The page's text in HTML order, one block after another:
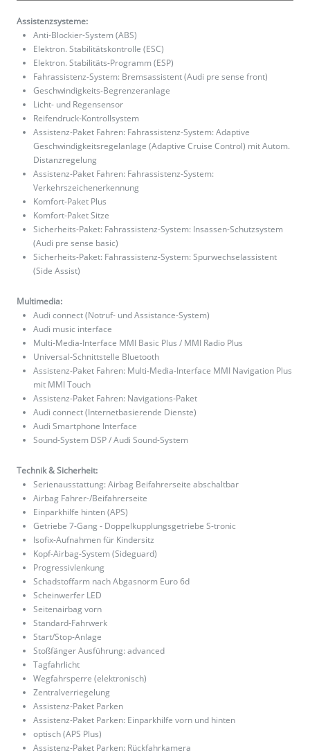
Assistenzsysteme:
Anti-Blockier-System (ABS)
Elektron. Stabilitätskontrolle (ESC)
Elektron. Stabilitäts-Programm (ESP)
Fahrassistenz-System: Bremsassistent (Audi pre sense front)
Geschwindigkeits-Begrenzeranlage
Licht- und Regensensor
Reifendruck-Kontrollsystem
Assistenz-Paket Fahren: Fahrassistenz-System: Adaptive
Geschwindigkeitsregelanlage (Adaptive Cruise Control) mit Autom.
Distanzregelung
Assistenz-Paket Fahren: Fahrassistenz-System:
Verkehrszeichenerkennung
Komfort-Paket Plus
Komfort-Paket Sitze
Sicherheits-Paket: Fahrassistenz-System: Insassen-Schutzsystem
(Audi pre sense basic)
Sicherheits-Paket: Fahrassistenz-System: Spurwechselassistent
(Side Assist)
Multimedia:
Audi connect (Notruf- und Assistance-System)
Audi music interface
Multi-Media-Interface MMI Basic Plus / MMI Radio Plus
Universal-Schnittstelle Bluetooth
Assistenz-Paket Fahren: Multi-Media-Interface MMI Navigation Plus
mit MMI Touch
Assistenz-Paket Fahren: Navigations-Paket
Audi connect (Internetbasierende Dienste)
Audi Smartphone Interface
Sound-System DSP / Audi Sound-System
Technik & Sicherheit:
Serienausstattung: Airbag Beifahrerseite abschaltbar
Airbag Fahrer-/Beifahrerseite
Einparkhilfe hinten (APS)
Getriebe 7-Gang - Doppelkupplungsgetriebe S-tronic
Isofix-Aufnahmen für Kindersitz
Kopf-Airbag-System (Sideguard)
Progressivlenkung
Schadstoffarm nach Abgasnorm Euro 6d
Scheinwerfer LED
Seitenairbag vorn
Standard-Fahrwerk
Start/Stop-Anlage
Stoßfänger Ausführung: advanced
Tagfahrlicht
Wegfahrsperre (elektronisch)
Zentralverriegelung
Assistenz-Paket Parken
Assistenz-Paket Parken: Einparkhilfe vorn und hinten
optisch (APS Plus)
Assistenz-Paket Parken: Rückfahrkamera